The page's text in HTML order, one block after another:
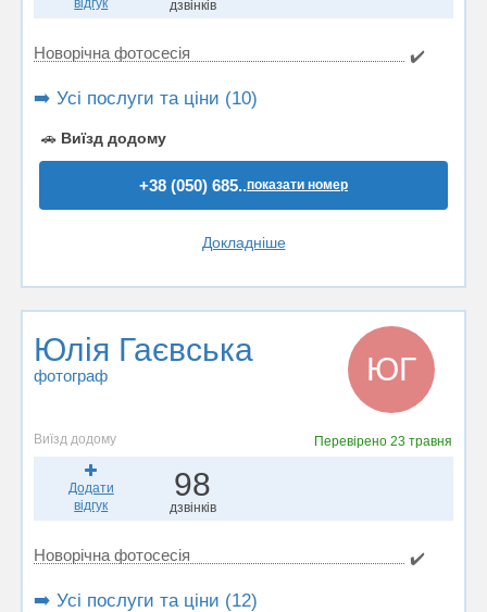
відгук
дзвінків
Новорічна фотосесія ✔️
➡️ Усі послуги та ціни (10)
🚗 Виїзд додому
+38 (050) 685..показати номер
Докладніше
Юлія Гаєвська
фотограф ЮГ
Виїзд додому Перевірено23 травня
Додати
відгук
98
дзвінків
Новорічна фотосесія ✔️
➡️ Усі послуги та ціни (12)